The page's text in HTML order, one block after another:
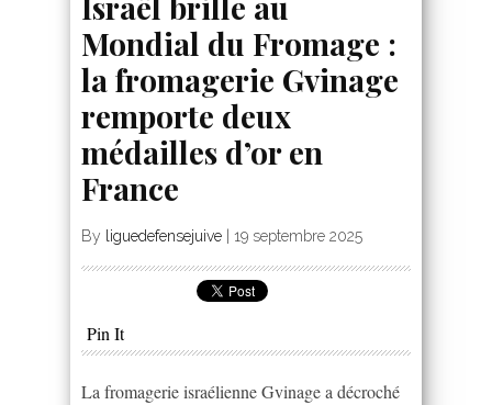
Mondial du Fromage :
la fromagerie Gvinage
remporte deux
médailles d’or en
France
By liguedefensejuive 19 septembre 2025
Pin It
La fromagerie israélienne Gvinage a décroché